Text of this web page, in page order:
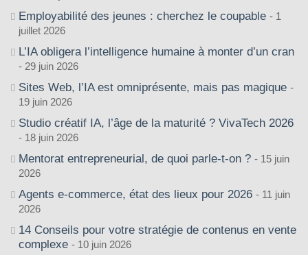
Employabilité des jeunes : cherchez le coupable
1
juillet 2026
L’IA obligera l’intelligence humaine à monter d’un cran
29 juin 2026
Sites Web, l’IA est omniprésente, mais pas magique
19 juin 2026
Studio créatif IA, l’âge de la maturité ? VivaTech 2026
18 juin 2026
Mentorat entrepreneurial, de quoi parle-t-on ?
15 juin
2026
Agents e-commerce, état des lieux pour 2026
11 juin
2026
14 Conseils pour votre stratégie de contenus en vente
complexe
10 juin 2026